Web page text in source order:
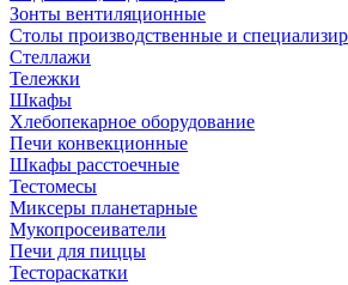
Зонты вентиляционные
Столы производственные и
Стеллажи
Тележки
Шкафы
Хлебопекарное оборудование
Печи конвекционные
Шкафы расстоечные
Тестомесы
Миксеры планетарные
Мукопросеиватели
Печи для пиццы
Тестораскатки